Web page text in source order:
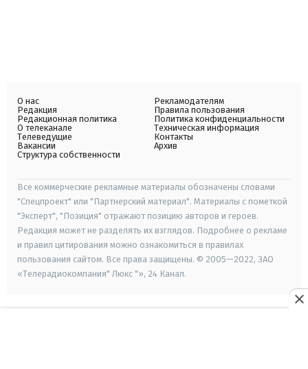
О нас
Редакция
Редакционная политика
О телеканале
Телеведущие
Вакансии
Структура собственности
Рекламодателям
Правила пользования
Политика конфиденциальности
Техническая информация
Контакты
Архив
Все коммерческие рекламные материалы обозначены словами
"Спецпроект" или "Партнерский материал". Материалы с пометкой
"Эксперт", "Позиция" отражают позицию авторов и героев.
Редакция может не разделять их взглядов. Подробнее о рекламе
и правил цитирования можно ознакомиться в правилах
пользования сайтом. Все права защищены. © 2005—2022, ЗАО
«Телерадиокомпания" Люкс "», 24 Канал.